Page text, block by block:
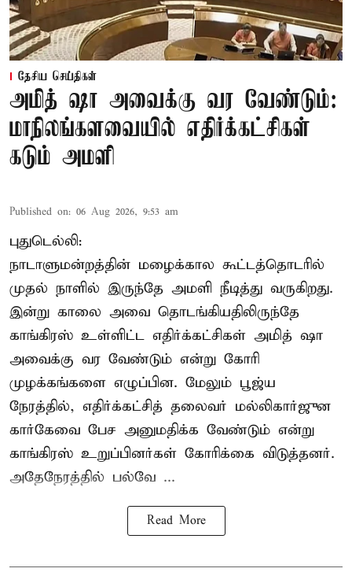
தேசிய செய்திகள்
அமித் ஷா அவைக்கு வர வேண்டும்:
மாநிலங்களவையில் எதிர்க்கட்சிகள்
கடும் அமளி
Published on: 06 Aug 2026, 9:53 am
புதுடெல்லி:
நாடாளுமன்றத்தின் மழைக்கால கூட்டத்தொடரில்
முதல் நாளில் இருந்தே அமளி நீடித்து வருகிறது.
இன்று காலை அவை தொடங்கியதிலிருந்தே
காங்கிரஸ் உள்ளிட்ட எதிர்க்கட்சிகள் அமித் ஷா
அவைக்கு வர வேண்டும் என்று கோரி
முழக்கங்களை எழுப்பின. மேலும் பூஜ்ய
நேரத்தில், எதிர்க்கட்சித் தலைவர் மல்லிகார்ஜுன
கார்கேவை பேச அனுமதிக்க வேண்டும் என்று
காங்கிரஸ் உறுப்பினர்கள் கோரிக்கை விடுத்தனர்.
அதேநேரத்தில் பல்வே ...
Read More